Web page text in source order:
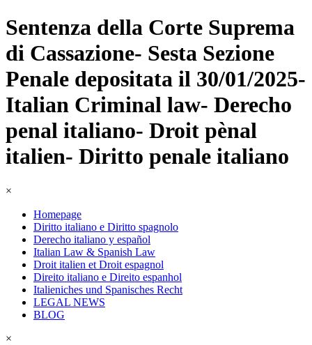
Sentenza della Corte Suprema
di Cassazione- Sesta Sezione
Penale depositata il 30/01/2025-
Italian Criminal law- Derecho
penal italiano- Droit pènal
italien- Diritto penale italiano
×
Homepage
Diritto italiano e Diritto spagnolo
Derecho italiano y español
Italian Law & Spanish Law
Droit italien et Droit espagnol
Direito italiano e Direito espanhol
Italieniches und Spanisches Recht
LEGAL NEWS
BLOG
×